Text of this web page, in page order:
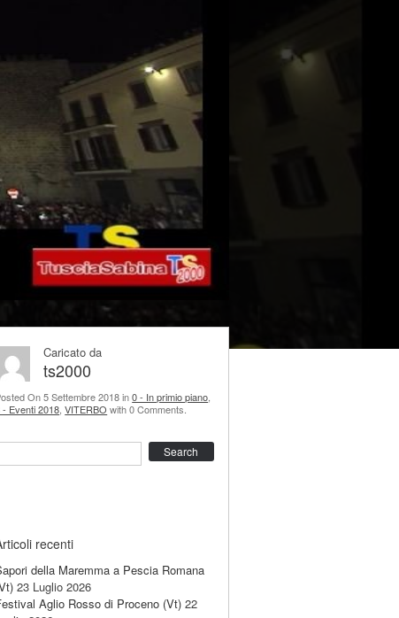
Caricato da
ts2000
On 5 Settembre 2018 in0 - In primio piano
- Eventi 2018 ,VITERBO with 0 Comments.
recenti
della Maremma a Pescia Romana
23 Luglio 2026
Aglio Rosso di Proceno (Vt) 22